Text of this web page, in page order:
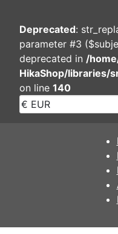
Deprecated:
parameter #3
deprecated in /
HikaShop/libraries/
on line 140